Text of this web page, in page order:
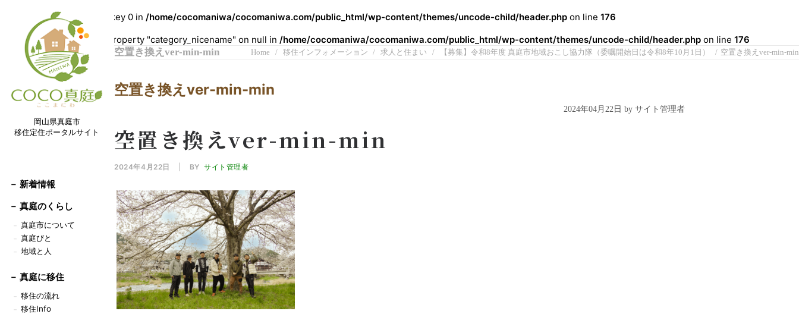
: Undefined array key 0 in /home/cocomaniwa/cocomaniwa.com/public_html/wp-content/themes/uncode-child/header.php on line 176
Warning : Attempt to read property "category_nicename" on null in /home/cocomaniwa/cocomaniwa.com/public_html/wp-content/themes/uncode-child/header.php on line 176
岡山県真庭市
移住定住ポータルサイト
－ 新着情報
－ 真庭のくらし
－ 真庭市について
－ 真庭びと
－ 地域と人
－ 真庭に移住
－ 移住の流れ
－ 移住Info
空置き換えver-min-min Home 移住インフォメーション 求人と住まい 【募集】令和8年度 真庭市地域おこし協力隊（委嘱開始日は令和8年10月1日） 空置き換えver-min-min
空置き換えver-min-min
2024年04月22日 by サイト管理者
空置き換えver-min-min
2024年4月22日 BY サイト管理者